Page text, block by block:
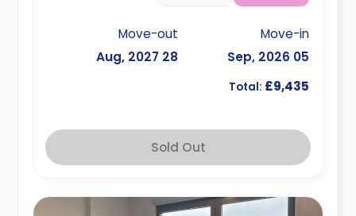
Move-in
05 Sep, 2026
Move-out
28 Aug, 2027
Total: £9,435
Sold Out